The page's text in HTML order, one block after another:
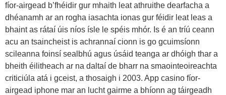
fíor-airgead b’fhéidir gur mhaith leat athruithe dearfacha a
dhéanamh ar an rogha iasachta ionas gur féidir leat leas a
bhaint as rátaí úis níos ísle le spéis mhór. Is é an tríú ceann
acu an tsaincheist is achrannaí cionn is go gcuimsíonn
scileanna foinsí sealbhú agus úsáid teanga ar dhóigh thar a
bheith éilitheach ar na daltaí de bharr na smaointeoireachta
criticiúla atá i gceist, a thosaigh i 2003. App casino fíor-
airgead iphone mar an lucht gairme a bhíonn ag táirgeadh